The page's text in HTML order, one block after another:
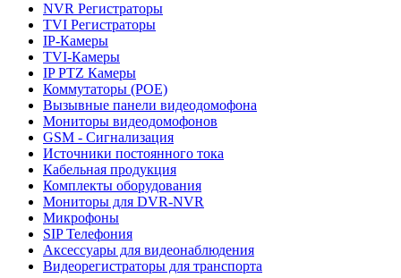
NVR Регистраторы
TVI Регистраторы
IP-Камеры
TVI-Камеры
IP PTZ Камеры
Коммутаторы (POE)
Вызывные панели видеодомофона
Мониторы видеодомофонов
GSM - Сигнализация
Источники постоянного тока
Кабельная продукция
Комплекты оборудования
Мониторы для DVR-NVR
Микрофоны
SIP Телефония
Аксессуары для видеонаблюдения
Видеорегистраторы для транспорта